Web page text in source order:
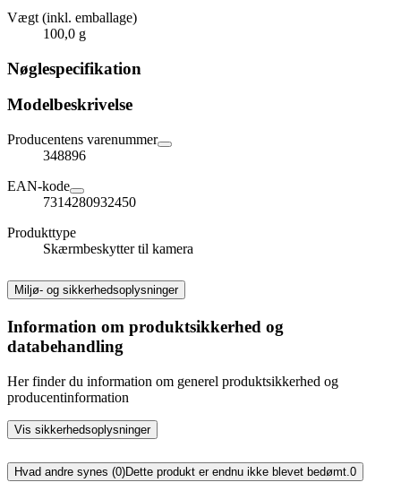
Vægt (inkl. emballage)
100,0 g
Nøglespecifikation
Modelbeskrivelse
Producentens varenummer
348896
EAN-kode
7314280932450
Produkttype
Skærmbeskytter til kamera
Miljø- og sikkerhedsoplysninger
Information om produktsikkerhed og
databehandling
Her finder du information om generel produktsikkerhed og
producentinformation
Vis sikkerhedsoplysninger
Hvad andre synes (0)Dette produkt er endnu ikke blevet bedømt. 0